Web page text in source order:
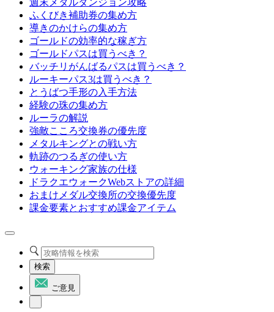
週末メタルダンジョン攻略
ふくびき補助券の集め方
導きのかけらの集め方
ゴールドの効率的な稼ぎ方
ゴールドパスは買うべき？
バッチリがんばるパスは買うべき？
ルーキーパス3は買うべき？
とうばつ手形の入手方法
経験の珠の集め方
ルーラの解説
強敵こころ交換券の優先度
メタルキングとの戦い方
軌跡のつるぎの使い方
ウォーキング家族の仕様
ドラクエウォークWebストアの詳細
おまけメダル交換所の交換優先度
課金要素とおすすめ課金アイテム
検索
ご意見